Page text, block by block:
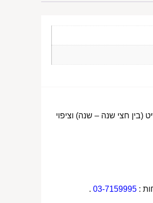
חצי שנה – שנה) וציפוי
:
03-7159995
.